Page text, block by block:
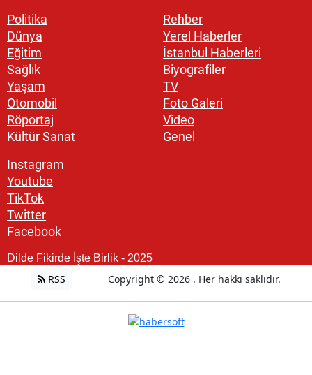
Politika
Dünya
Eğitim
Sağlık
Yaşam
Otomobil
Röportaj
Kültür Sanat
Rehber
Yerel Haberler
İstanbul Haberleri
Biyografiler
TV
Foto Galeri
Video
Genel
Instagram
Youtube
TikTok
Twitter
Facebook
Dilde Fikirde İşte Birlik - 2025
RSS Copyright © 2026 . Her hakkı saklıdır.